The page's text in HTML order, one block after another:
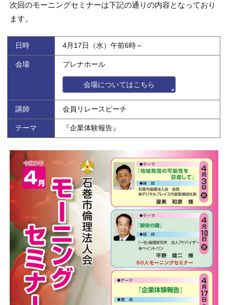
次回のモーニングセミナーは下記の通りの内容となっており
ます。
日時 4月17日（水）午前6時～
会場 プレナホール
会場についてはこちら
講師 会員リレースピーチ
テーマ 『企業体験報告』